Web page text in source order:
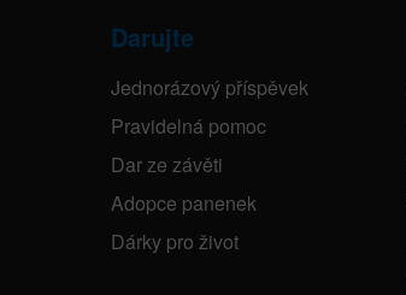
Darujte
Jednorázový příspěvek
Pravidelná pomoc
Dar ze závěti
Adopce panenek
Dárky pro život